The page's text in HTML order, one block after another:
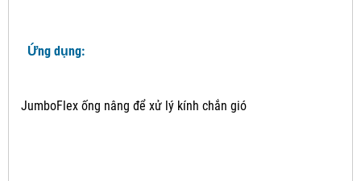
Ứng dụng:
JumboFlex ống nâng để xử lý kính chắn gió